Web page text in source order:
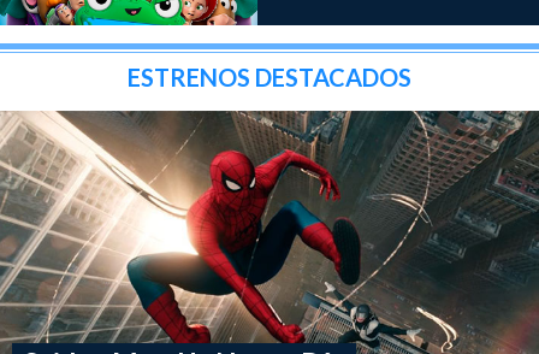
ESTRENOS DESTACADOS